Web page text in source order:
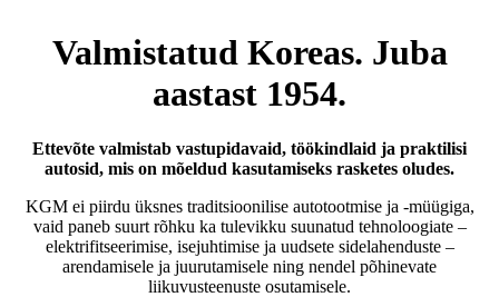
Valmistatud Koreas. Juba
aastast 1954.
Ettevõte valmistab vastupidavaid, töökindlaid ja praktilisi
autosid, mis on mõeldud kasutamiseks rasketes oludes.
KGM ei piirdu üksnes traditsioonilise autotootmise ja -müügiga,
vaid paneb suurt rõhku ka tulevikku suunatud tehnoloogiate –
elektrifitseerimise, isejuhtimise ja uudsete sidelahenduste –
arendamisele ja juurutamisele ning nendel põhinevate
liikuvusteenuste osutamisele.